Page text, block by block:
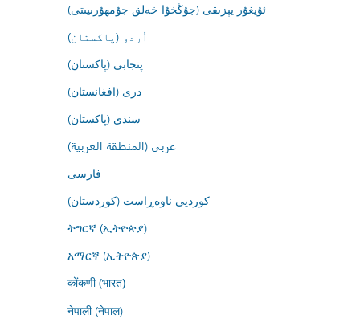
ئۇيغۇر يېزىقى (جۇڭخۇا خەلق جۇمھۇرىيىتى)
اُردو (پاکستان)
پنجابی (پاکستان)
درى (افغانستان)
سنڌي (پاکستان)
عربي (المنطقة العربية)
فارسى
کوردیی ناوەڕاست (کوردستان)
ትግርኛ (ኢትዮጵያ)
አማርኛ (ኢትዮጵያ)
कोंकणी (भारत)
नेपाली (नेपाल)